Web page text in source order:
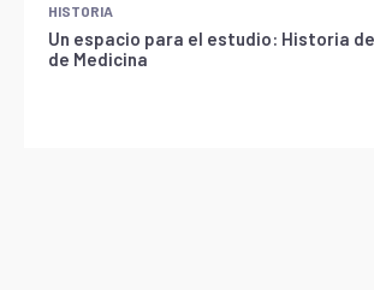
HISTORIA
Un espacio para el estudio: Historia
de Medicina